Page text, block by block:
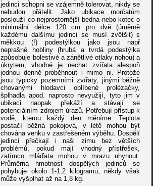
jedinci schopni se vzájemně tolerovat, nikdy se
nebudou přátelit. Jako ubikace morčatům
poslouží co nejprostornější bedna nebo kotec o
minimální délce 120 cm pro dvě (úměrně
každému dalšímu jedinci se musí zvětšit) s
měkkou (!) podestýlkou jako jsou např
neprašné hobliny (hrubá a tvrdá podestýlka
způsobuje bolestivé a zánětlivé otlaky nohou) a
úkrytem, vhodné je nechat zvířata alespoň
jednou denně proběhnout i mimo ni. Protože
jsou typicky pozemními zvířaty, jinými běžně
chovanými hlodavci oblíbené prolézačky,
šplhadla apod. naprosto nevyužijí, tyto jim v
ubikaci naopak překáží a stávají se
potenciálním zdrojem úrazů. Potřebují přístup k
vodě, kterou každý den měníme. Teplota
postačí běžná pokojová, v létě mohou být
chována venku v zastřešeném výběhu. Dospělí
jedinci přečkají i naši zimu bez větších
problémů, pokud mají vhodný přístřešek,
zatímco mláďata mohou v mrazu uhynout.
Průměrná hmotnost dospělých jedinců se
pohybuje okolo 1-1,2 kilogramu, někdy však
může vyšplhat až na 1,8 kg.